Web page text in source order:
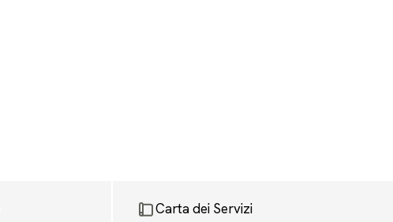
Carta dei Servizi